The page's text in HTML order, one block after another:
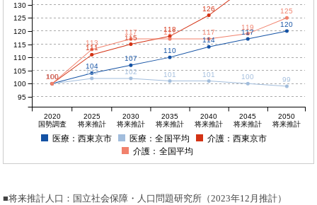
100
104
107
110
114
117
120
100
102 102 101 101 100 99
100
111
115
118
126
100
113
117 117 117
119
125
2020
国勢調査
2025
将来推計
2030
将来推計
2035
将来推計
2040
将来推計
2045
将来推計
2050
将来推計
95
100
105
110
115
120
125
130
医療：西東京市 医療：全国平均
介護：西東京市
介護：全国平均
■将来推計人口：国立社会保障・人口問題研究所（2023年12月推計）